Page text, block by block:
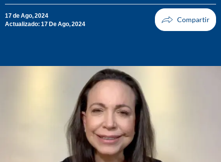
17 de Ago, 2024
Actualizado: 17 De Ago, 2024